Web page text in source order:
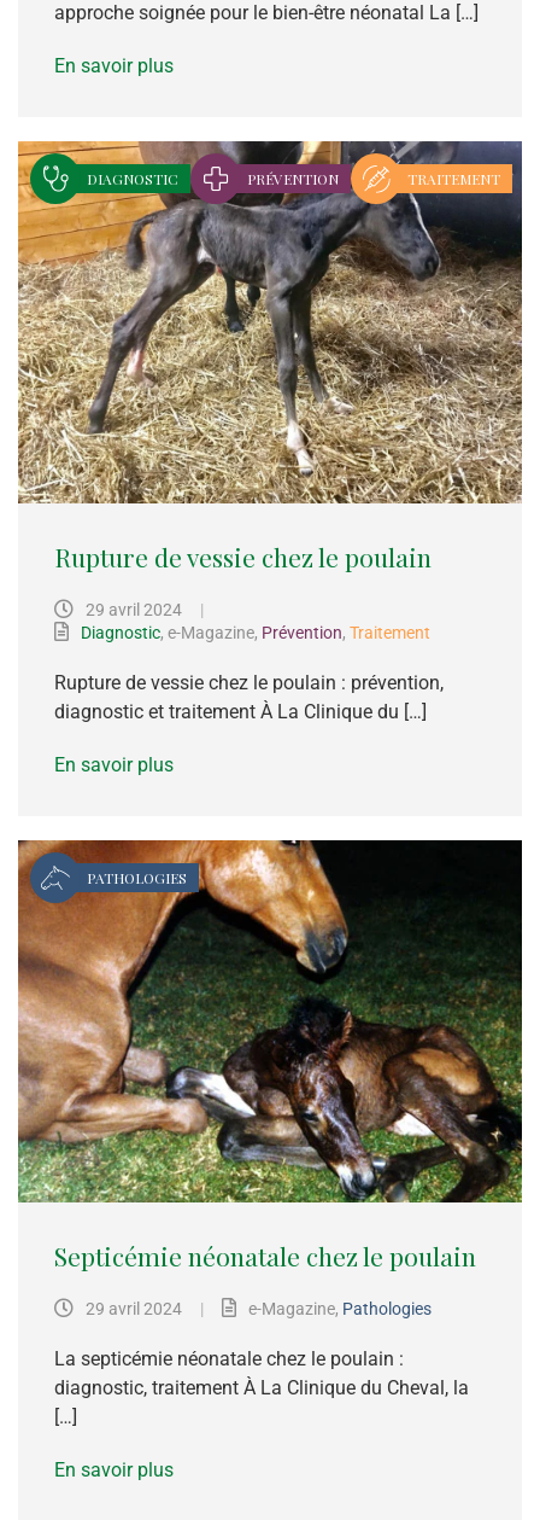
approche soignée pour le bien-être néonatal La […]
En savoir plus
DIAGNOSTIC PRÉVENTION TRAITEMENT
Rupture de vessie chez le poulain
29 avril 2024
|
Diagnostic, e-Magazine, Prévention, Traitement
Rupture de vessie chez le poulain : prévention,
diagnostic et traitement À La Clinique du […]
En savoir plus
PATHOLOGIES
Septicémie néonatale chez le poulain
29 avril 2024 | e-Magazine, Pathologies
La septicémie néonatale chez le poulain :
diagnostic, traitement À La Clinique du Cheval, la
[…]
En savoir plus